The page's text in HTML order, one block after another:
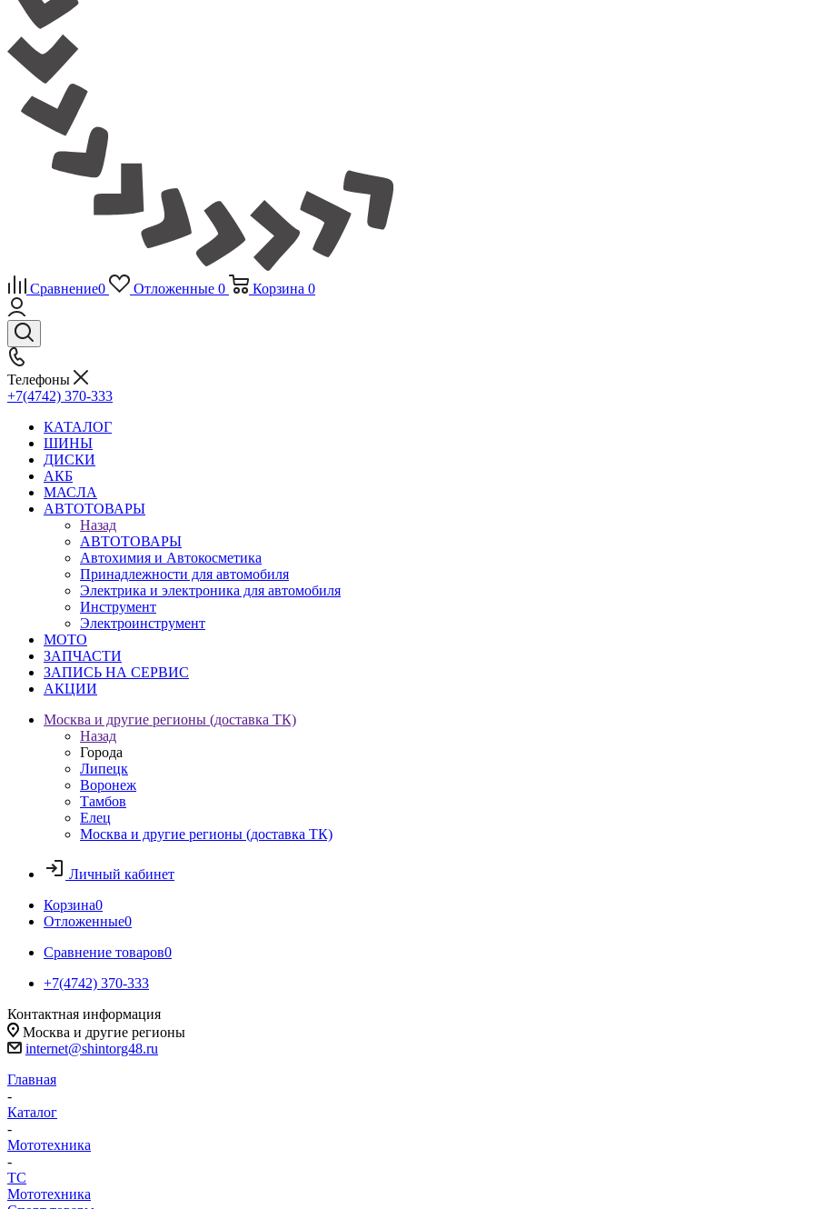
Сравнение0 Отложенные 0 Корзина 0
Телефоны
+7(4742) 370-333
КАТАЛОГ
ШИНЫ
ДИСКИ
АКБ
МАСЛА
АВТОТОВАРЫ
Назад
АВТОТОВАРЫ
Автохимия и Автокосметика
Принадлежности для автомобиля
Электрика и электроника для автомобиля
Инструмент
Электроинструмент
МОТО
ЗАПЧАСТИ
ЗАПИСЬ НА СЕРВИС
АКЦИИ
Москва и другие регионы (доставка ТК)
Назад
Города
Липецк
Воронеж
Тамбов
Елец
Москва и другие регионы (доставка ТК)
Личный кабинет
Корзина0
Отложенные0
Сравнение товаров0
+7(4742) 370-333
Контактная информация
Москва и другие регионы
internet@shintorg48.ru
Главная
-
Каталог
-
Мототехника
-
ТС
Мототехника